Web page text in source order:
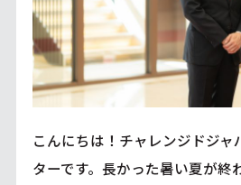
こんにちは！チャレンジドジャ
ターです。長かった暑い夏が終